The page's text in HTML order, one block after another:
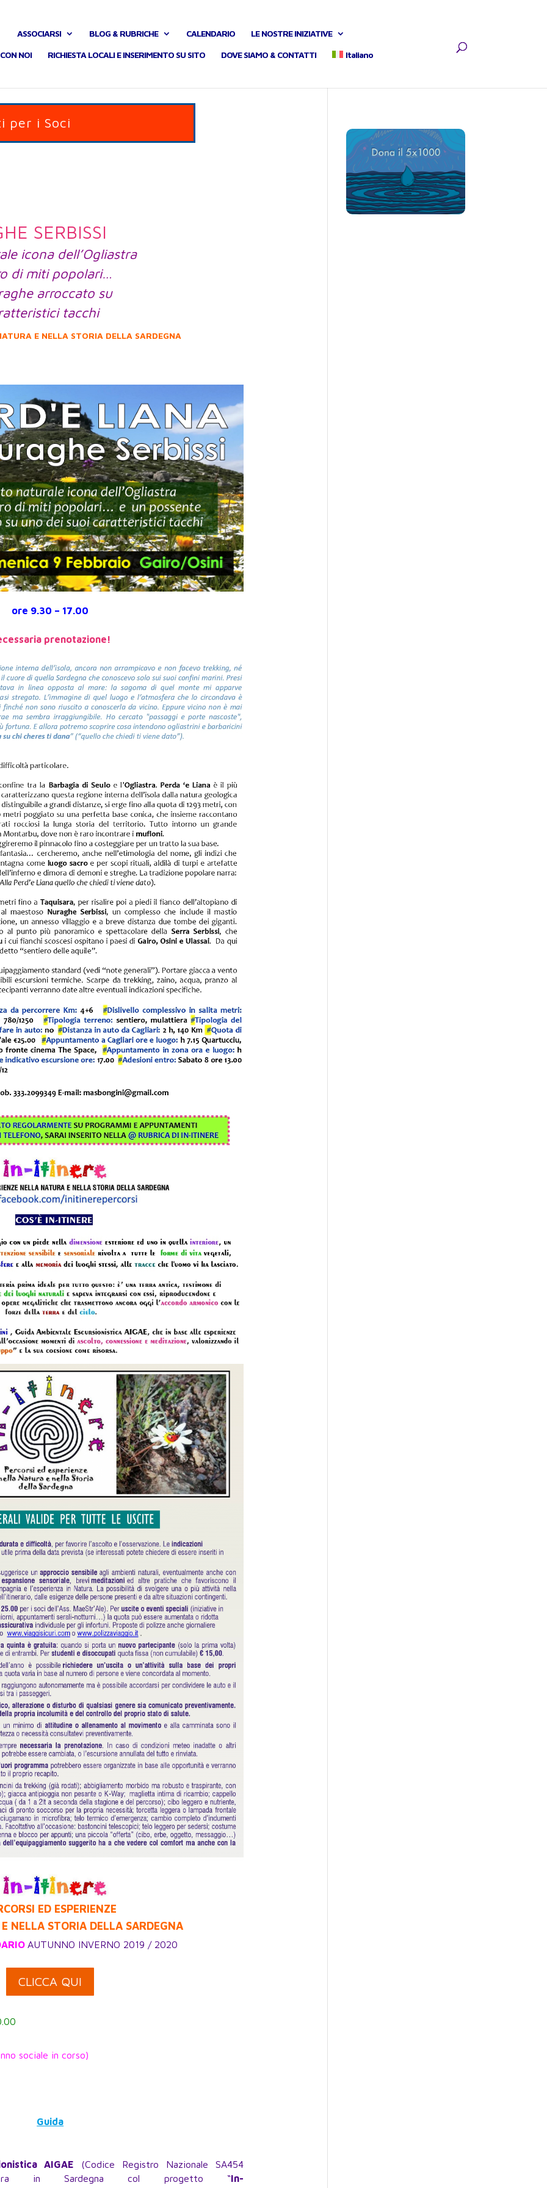
ASSOCIARSI BLOG & RUBRICHE CALENDARIO LE NOSTRE INIZIATIVE
NOI RICHIESTA LOCALI E INSERIMENTO SU SITO DOVE SIAMO & CONTATTI Italiano
per i Soci
SERBISSI
icona dell’Ogliastra
di miti popolari…
arroccato su
tacchi
E NELLA STORIA DELLA SARDEGNA
ore 9.30 – 17.00
prenotazione!
ED ESPERIENZE
NELLA STORIA DELLA SARDEGNA
AUTUNNO INVERNO 2019 / 2020
CLICCA QUI
sociale in corso)
Guida
AIGAE (Codice Registro Nazionale SA454
in Sardegna col progetto “In-